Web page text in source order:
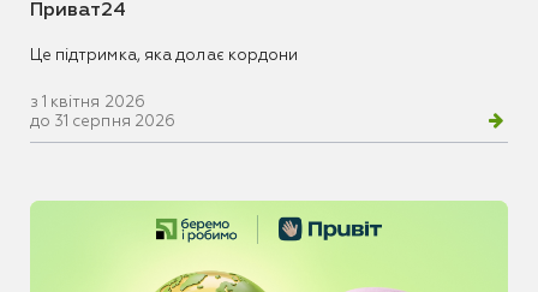
Приват24
Це підтримка, яка долає кордони
з 1 квітня 2026
до 31 серпня 2026